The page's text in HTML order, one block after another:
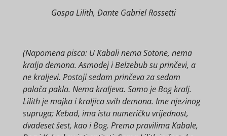
Gospa Lilith, Dante Gabriel Rossetti
(Napomena pisca: U Kabali nema Sotone, nema
kralja demona. Asmodej i Belzebub su prinčevi, a
ne kraljevi. Postoji sedam prinčeva za sedam
palača pakla. Nema kraljeva. Samo je Bog kralj.
Lilith je majka i kraljica svih demona. Ime njezinog
supruga; Kebad, ima istu numeričku vrijednost,
dvadeset šest, kao i Bog. Prema pravilima Kabale,